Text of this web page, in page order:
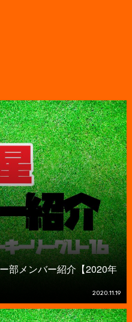
部メンバー紹介【2020年
2020.11.19